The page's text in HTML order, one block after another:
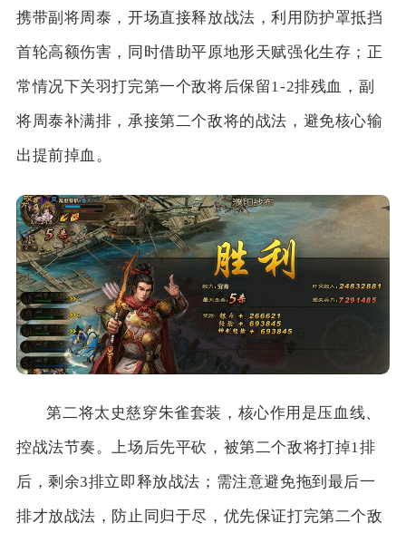
携带副将周泰，开场直接释放战法，利用防护罩抵挡
首轮高额伤害，同时借助平原地形天赋强化生存；正
常情况下关羽打完第一个敌将后保留1-2排残血，副
将周泰补满排，承接第二个敌将的战法，避免核心输
出提前掉血。
第二将太史慈穿朱雀套装，核心作用是压血线、
控战法节奏。上场后先平砍，被第二个敌将打掉1排
后，剩余3排立即释放战法；需注意避免拖到最后一
排才放战法，防止同归于尽，优先保证打完第二个敌